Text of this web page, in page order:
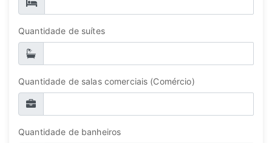
Quantidade de suítes
Quantidade de salas comerciais (Comércio)
Quantidade de banheiros